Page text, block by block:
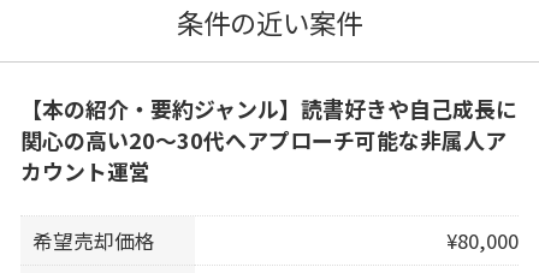
条件の近い案件
【本の紹介・要約ジャンル】読書好きや自己成長に
関心の高い20〜30代へアプローチ可能な非属人ア
カウント運営
希望売却価格
¥80,000